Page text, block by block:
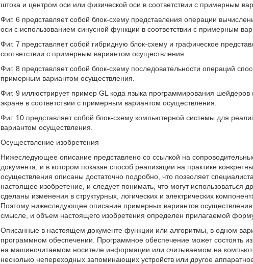
штока и центром оси или физической оси в соответствии с примерным
Фиг. 6 представляет собой блок-схему представления операции
оси с использованием синусной функции в соответствии с примерным
Фиг. 7 представляет собой гибридную блок-схему и графическое
соответствии с примерным вариантом осуществления.
Фиг. 8 представляет собой блок-схему последовательности операций
примерным вариантом осуществления.
Фиг. 9 иллюстрирует пример GL кода языка программирования
экране в соответствии с примерным вариантом осуществления.
Фиг. 10 представляет собой блок-схему компьютерной системы для
вариантом осуществления.
Осуществление изобретения
Нижеследующее описание представлено со ссылкой на
документа, и в котором показан способ реализации на практике
осуществления описаны достаточно подробно, что позволяет
настоящее изобретение, и следует понимать, что могут использоваться
сделаны изменения в структурных, логических и электрических
Поэтому нижеследующее описание примерных вариантов
смысле, и объем настоящего изобретения определен прилагаемой
Описанные в настоящем документе функции или алгоритмы, в одном
программном обеспечении. Программное обеспечение может состоять
на машиночитаемом носителе информации или считываемом на
несколько непереходных запоминающих устройств или другое